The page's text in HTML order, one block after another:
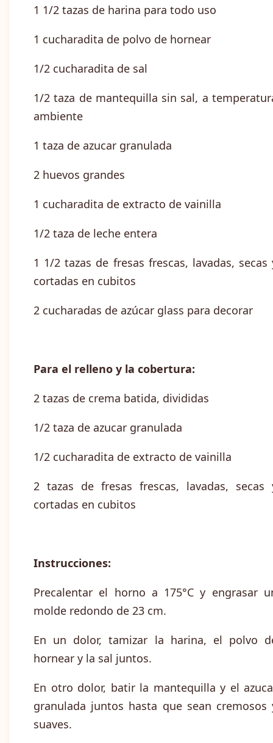
1 1/2 tazas de harina para todo uso
1 cucharadita de polvo de hornear
1/2 cucharadita de sal
1/2 taza de mantequilla sin sal, a
ambiente
1 taza de azucar granulada
2 huevos grandes
1 cucharadita de extracto de vainilla
1/2 taza de leche entera
1 1/2 tazas de fresas frescas, lavadas, secas
cortadas en cubitos
2 cucharadas de azúcar glass para decorar
Para el relleno y la cobertura:
2 tazas de crema batida, divididas
1/2 taza de azucar granulada
1/2 cucharadita de extracto de vainilla
2 tazas de fresas frescas, lavadas, secas
cortadas en cubitos
Instrucciones:
Precalentar el horno a 175°C y engrasar
molde redondo de 23 cm.
En un dolor, tamizar la harina, el polvo
hornear y la sal juntos.
En otro dolor, batir la mantequilla y el
granulada juntos hasta que sean cremosos
suaves.